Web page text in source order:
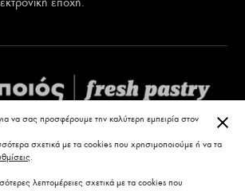
να σας προσφέρουμε την καλύτερη εμπειρία στον
σχετικά με τα cookies που χρησιμοποιούμε ή να τα
.
λεπτομέρειες σχετικά με τα cookies που